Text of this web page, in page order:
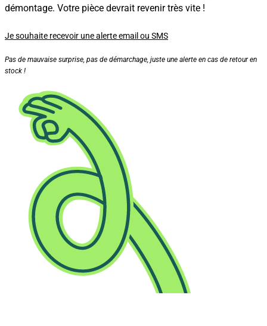
démontage. Votre pièce devrait revenir très vite !
Je souhaite recevoir une alerte email ou SMS
Pas de mauvaise surprise, pas de démarchage, juste une alerte en cas de retour en
stock !